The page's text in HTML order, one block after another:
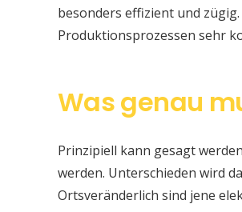
besonders effizient und
Produktionsprozessen sehr
Was genau
Prinzipiell kann gesagt
werden. Unterschieden wird
Ortsveränderlich sind jene